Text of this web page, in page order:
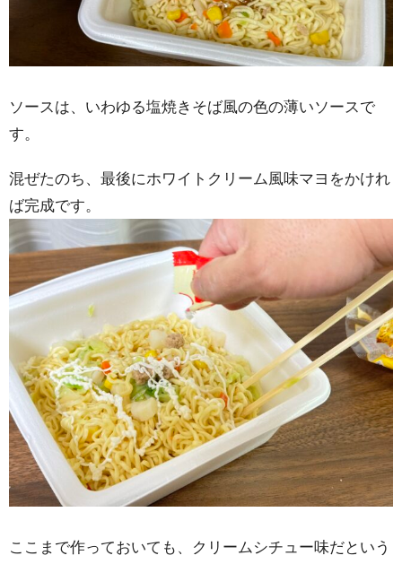
ソースは、いわゆる塩焼きそば風の色の薄いソースで
す。
混ぜたのち、最後にホワイトクリーム風味マヨをかけれ
ば完成です。
ここまで作っておいても、クリームシチュー味だという